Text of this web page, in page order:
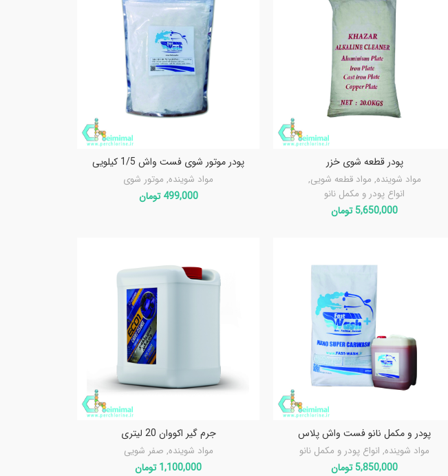
پودر قطعه شوی خزر
مواد شوینده, مواد قطعه شویی,
انواع پودر و مکمل نانو
5,650,000 تومان
پودر موتور شوی فست واش 1/5 کیلویی
مواد شوینده, موتور شوی
499,000 تومان
پودر و مکمل نانو فست واش پلاس
مواد شوینده, انواع پودر و مکمل نانو
5,850,000 تومان
جرم گیر اکووان 20 لیتری
مواد شوینده, صفر شویی
1,100,000 تومان